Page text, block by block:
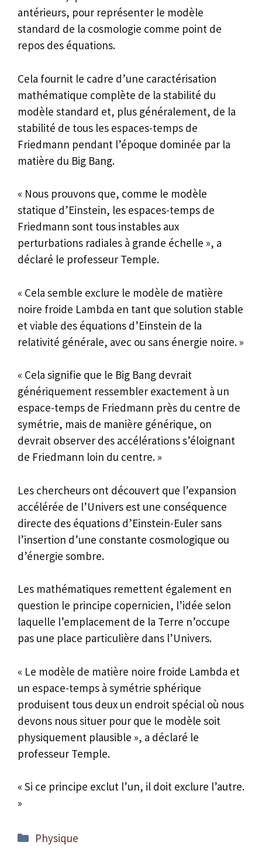
antérieurs, pour représenter le modèle
standard de la cosmologie comme point de
repos des équations.
Cela fournit le cadre d’une caractérisation
mathématique complète de la stabilité du
modèle standard et, plus généralement, de la
stabilité de tous les espaces-temps de
Friedmann pendant l’époque dominée par la
matière du Big Bang.
« Nous prouvons que, comme le modèle
statique d’Einstein, les espaces-temps de
Friedmann sont tous instables aux
perturbations radiales à grande échelle », a
déclaré le professeur Temple.
« Cela semble exclure le modèle de matière
noire froide Lambda en tant que solution stable
et viable des équations d’Einstein de la
relativité générale, avec ou sans énergie noire. »
« Cela signifie que le Big Bang devrait
génériquement ressembler exactement à un
espace-temps de Friedmann près du centre de
symétrie, mais de manière générique, on
devrait observer des accélérations s’éloignant
de Friedmann loin du centre. »
Les chercheurs ont découvert que l’expansion
accélérée de l’Univers est une conséquence
directe des équations d’Einstein-Euler sans
l’insertion d’une constante cosmologique ou
d’énergie sombre.
Les mathématiques remettent également en
question le principe copernicien, l’idée selon
laquelle l’emplacement de la Terre n’occupe
pas une place particulière dans l’Univers.
« Le modèle de matière noire froide Lambda et
un espace-temps à symétrie sphérique
produisent tous deux un endroit spécial où nous
devons nous situer pour que le modèle soit
physiquement plausible », a déclaré le
professeur Temple.
« Si ce principe exclut l’un, il doit exclure l’autre.
»
Catégories
Physique